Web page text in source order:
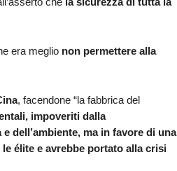
era meglio non permettere alla
, facendone “la fabbrica del
impoveriti dalla
dell’ambiente, ma in favore di una
élite e avrebbe portato alla crisi